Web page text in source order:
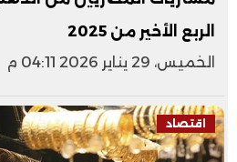
الربع الأخير من 2025
الخميس، 29 يناير 2026 04:11 م
اقتصاد